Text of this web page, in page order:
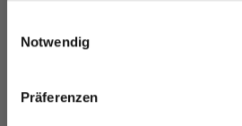
Notwendig
Präferenzen
EUR 3.10
Alle Optionen
und erhalte exklusiven